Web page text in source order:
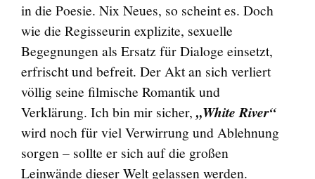
in die Poesie. Nix Neues, so scheint es. Doch
wie die Regisseurin explizite, sexuelle
Begegnungen als Ersatz für Dialoge einsetzt,
erfrischt und befreit. Der Akt an sich verliert
völlig seine filmische Romantik und
Verklärung. Ich bin mir sicher,„White River“
wird noch für viel Verwirrung und Ablehnung
sorgen – sollte er sich auf die großen
Leinwände dieser Welt gelassen werden.